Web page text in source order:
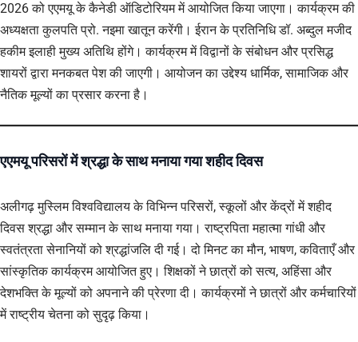
2026 को एएमयू के कैनेडी ऑडिटोरियम में आयोजित किया जाएगा। कार्यक्रम की
अध्यक्षता कुलपति प्रो. नइमा खातून करेंगी। ईरान के प्रतिनिधि डॉ. अब्दुल मजीद
हकीम इलाही मुख्य अतिथि होंगे। कार्यक्रम में विद्वानों के संबोधन और प्रसिद्ध
शायरों द्वारा मनकबत पेश की जाएगी। आयोजन का उद्देश्य धार्मिक, सामाजिक और
नैतिक मूल्यों का प्रसार करना है।
एएमयू परिसरों में श्रद्धा के साथ मनाया गया शहीद दिवस
अलीगढ़ मुस्लिम विश्वविद्यालय के विभिन्न परिसरों, स्कूलों और केंद्रों में शहीद
दिवस श्रद्धा और सम्मान के साथ मनाया गया। राष्ट्रपिता महात्मा गांधी और
स्वतंत्रता सेनानियों को श्रद्धांजलि दी गई। दो मिनट का मौन, भाषण, कविताएँ और
सांस्कृतिक कार्यक्रम आयोजित हुए। शिक्षकों ने छात्रों को सत्य, अहिंसा और
देशभक्ति के मूल्यों को अपनाने की प्रेरणा दी। कार्यक्रमों ने छात्रों और कर्मचारियों
में राष्ट्रीय चेतना को सुदृढ़ किया।